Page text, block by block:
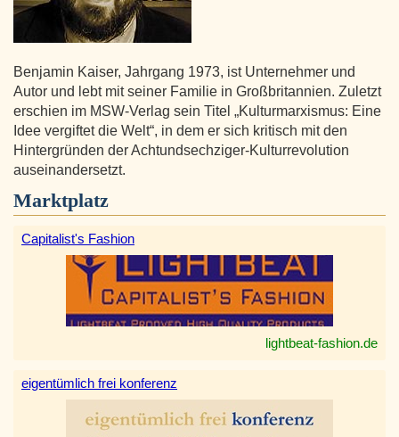
Benjamin Kaiser, Jahrgang 1973, ist Unternehmer und
Autor und lebt mit seiner Familie in Großbritannien. Zuletzt
erschien im MSW-Verlag sein Titel „Kulturmarxismus: Eine
Idee vergiftet die Welt“, in dem er sich kritisch mit den
Hintergründen der Achtundsechziger-Kulturrevolution
auseinandersetzt.
Marktplatz
Capitalist's Fashion
lightbeat-fashion.de
eigentümlich frei konferenz